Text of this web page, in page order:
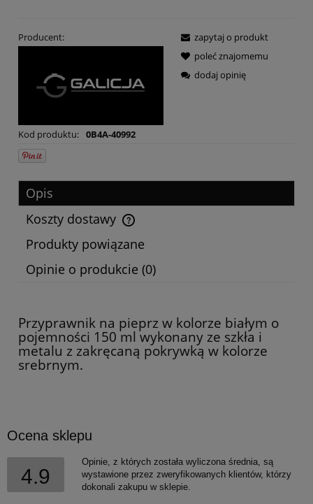
Producent:
Kod produktu: 0B4A-40992
zapytaj o produkt
poleć znajomemu
dodaj opinię
Opis
Koszty dostawy
Cena nie zawiera ewentualnych kosztów płatności
Produkty powiązane
Opinie o produkcie (0)
Przyprawnik na pieprz w kolorze białym o
pojemności 150 ml wykonany ze szkła i
metalu z zakręcaną pokrywką w kolorze
srebrnym.
Ocena sklepu
4.9
Opinie, z których została wyliczona średnia, są
wystawione przez zweryfikowanych klientów, którzy
dokonali zakupu w sklepie.